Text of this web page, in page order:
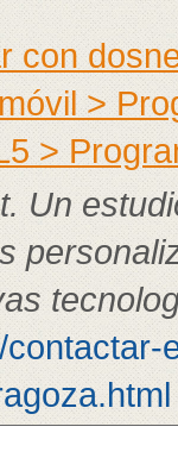
con
>
>
Un